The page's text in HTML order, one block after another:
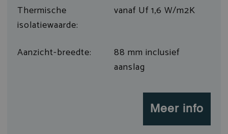
Thermische
isolatiewaarde:
vanaf Uf 1,6 W/m2K
Aanzicht-breedte:
88 mm inclusief
aanslag
Meer info